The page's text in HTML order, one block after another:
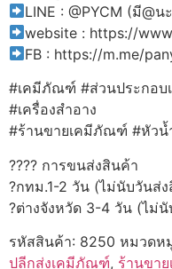
LINE : @PYCM (มี@น
website : https://
FB : https://m.me/
#เคมีภัณฑ์ #ส่วนประกอบ
#เครื่องสำอาง
#ร้านขายเคมีภัณฑ์ #หัวน้
???? การขนส่งสินค้า
?กทม.1-2 วัน (ไม่นับวันส่
?ต่างจังหวัด 3-4 วัน (ไม่นั
รหัสสินค้า: 8250 หมวดห
ปลีกส่งเคมีภัณฑ์, ร้านขา